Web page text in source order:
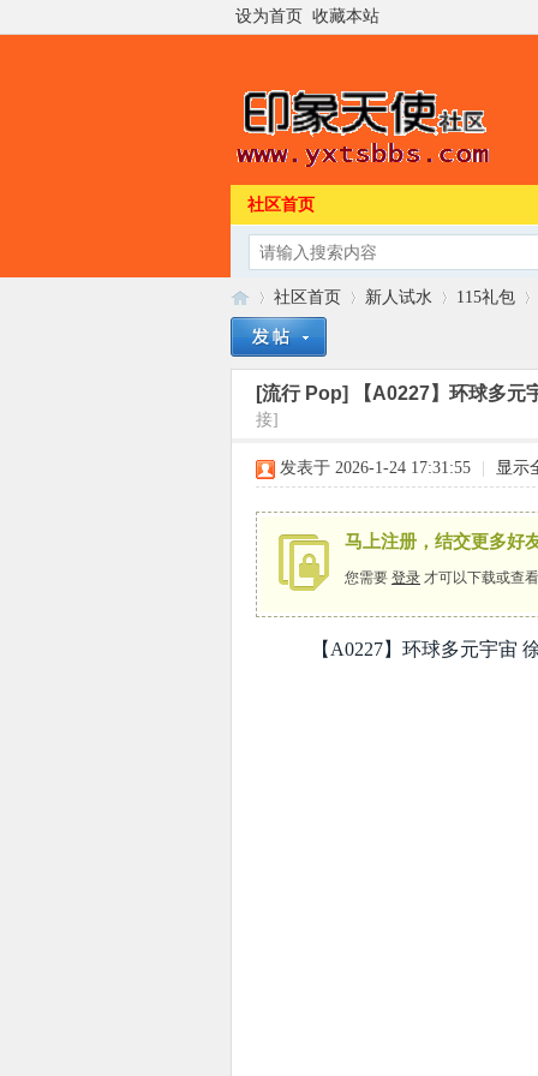
设为首页 收藏本站
社区首页
»
社区首页
›
新人试水
›
115礼包
›
[流行 Pop] 【A0227】环球多
接]
发表于 2026-1-24 17:31:55 显示
马上注册，结交更多好
您需要 登录 才可以下载或查
【A0227】环球多元宇宙